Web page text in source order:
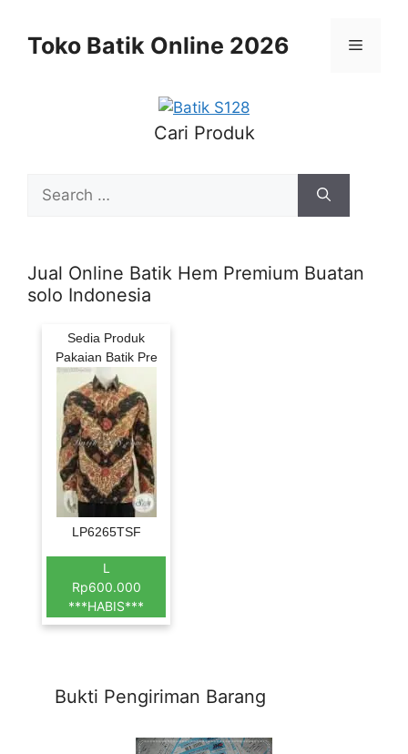
contentToko Batik Online 2026 Menu
Cari Produk
for:
Jual Online Batik Hem Premium Buatan
solo Indonesia
Sedia Produk
Pakaian Batik Pre
LP6265TSF
L
Rp600.000
***HABIS***
Bukti Pengiriman Barang